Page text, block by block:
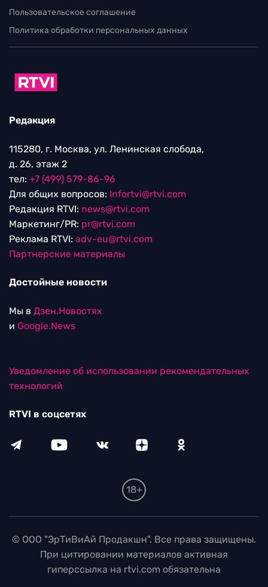
Пользовательское соглашение
Политика обработки персональных данных
Редакция
115280, г. Москва, ул. Ленинская слобода,
д. 26, этаж 2
тел: +7 (499) 579-86-96
Для общих вопросов: Infortvi@rtvi.com
Редакция RTVI: news@rtvi.com
Маркетинг/PR: pr@rtvi.com
Реклама RTVI: adv-eu@rtvi.com
Партнерские материалы
Достойные новости
Мы в Дзен.Новостях
и Google.News
Уведомление об использовании рекомендательных
технологий
RTVI в соцсетях
18+
© ООО "ЭрТиВиАй Продакшн". Все права защищены.
При цитировании материалов активная
гиперссылка на rtvi.com обязательна